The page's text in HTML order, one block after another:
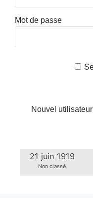
Mot de passe
Nouvel
21 juin 1919
Non classé